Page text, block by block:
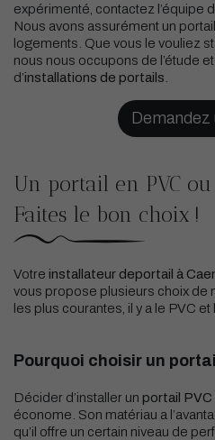
expérimenté, contactez l’équipe
Nous avons assurément un
logements. Que vous le vouliez
nous nous occupons de l’étude
d’installations de portails
Demandez
Un portail en PVC
Faites le bon choix !
Votre installateur deportail à
vous propose plusieurs choix de
les plus courantes, il y a le PVC et
Pourquoi choisir un
Décider d’installer un portail PVC
économe. Son matériau a
qu’il offre un certain niveau de